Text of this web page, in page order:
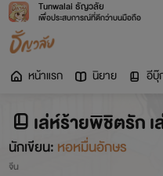
Tunwalai ธัญวลัย
เพื่อประสบการณ์ที่ดีกว่าบนมือถือ
หน้าแรก นิยาย อีบุ๊
เล่ห์ร้ายพิชิตรัก
นักเขียน: หอหมื่นอักษร
จีน